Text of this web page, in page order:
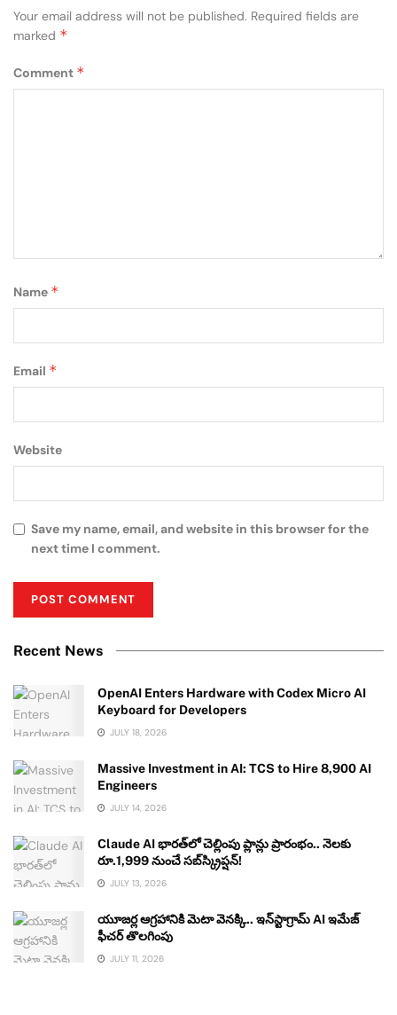
Your email address will not be published. Required fields are
marked *
Comment *
Name *
Email *
Website
Save my name, email, and website in this browser for the
next time I comment.
Recent News
OpenAI Enters Hardware with Codex Micro AI
Keyboard for Developers
JULY 18, 2026
Massive Investment in AI: TCS to Hire 8,900 AI
Engineers
JULY 14, 2026
Claude AI భారత్‌లో చెల్లింపు ప్లాన్లు ప్రారంభం.. నెలకు
రూ.1,999 నుంచే సబ్‌స్క్రిప్షన్!
JULY 13, 2026
యూజర్ల ఆగ్రహానికి మెటా వెనక్కి.. ఇన్‌స్టాగ్రామ్ AI ఇమేజ్
ఫీచర్ తొలగింపు
JULY 11, 2026